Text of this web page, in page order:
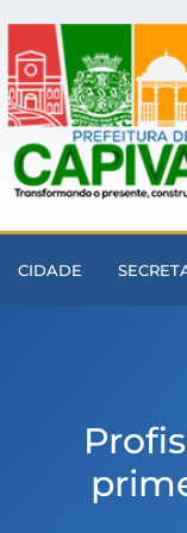
CIDADE